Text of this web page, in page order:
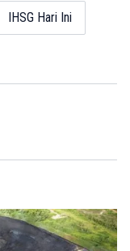
IHSG Hari Ini